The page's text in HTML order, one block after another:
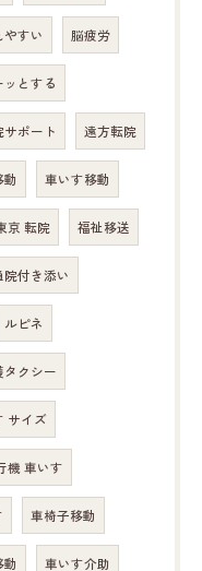
やすい 脳疲労
ッとする
サポート 遠方転院
車いす移動
京 転院 福祉移送
院付き添い
ルピネ
タクシー
サイズ
機 車いす
車椅子移動
車いす介助